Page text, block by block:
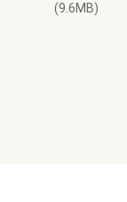
(9.6MB)